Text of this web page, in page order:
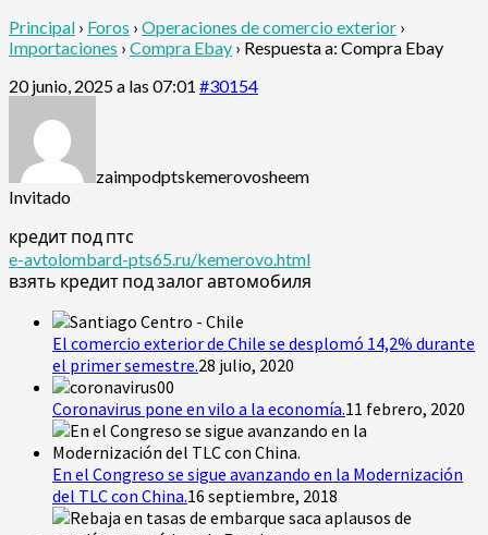
Principal › Foros › Operaciones de comercio exterior ›
Importaciones › Compra Ebay › Respuesta a: Compra Ebay
20 junio, 2025 a las 07:01 #30154
zaimpodptskemerovosheem
Invitado
кредит под птс
e-avtolombard-pts65.ru/kemerovo.html
взять кредит под залог автомобиля
El comercio exterior de Chile se desplomó 14,2% durante
el primer semestre.28 julio, 2020
Coronavirus pone en vilo a la economía.11 febrero, 2020
En el Congreso se sigue avanzando en la Modernización
del TLC con China.16 septiembre, 2018